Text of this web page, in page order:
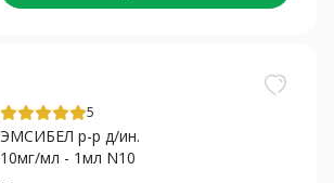
5
ЭМСИБЕЛ р-р д/ин.
10мг/мл - 1мл N10